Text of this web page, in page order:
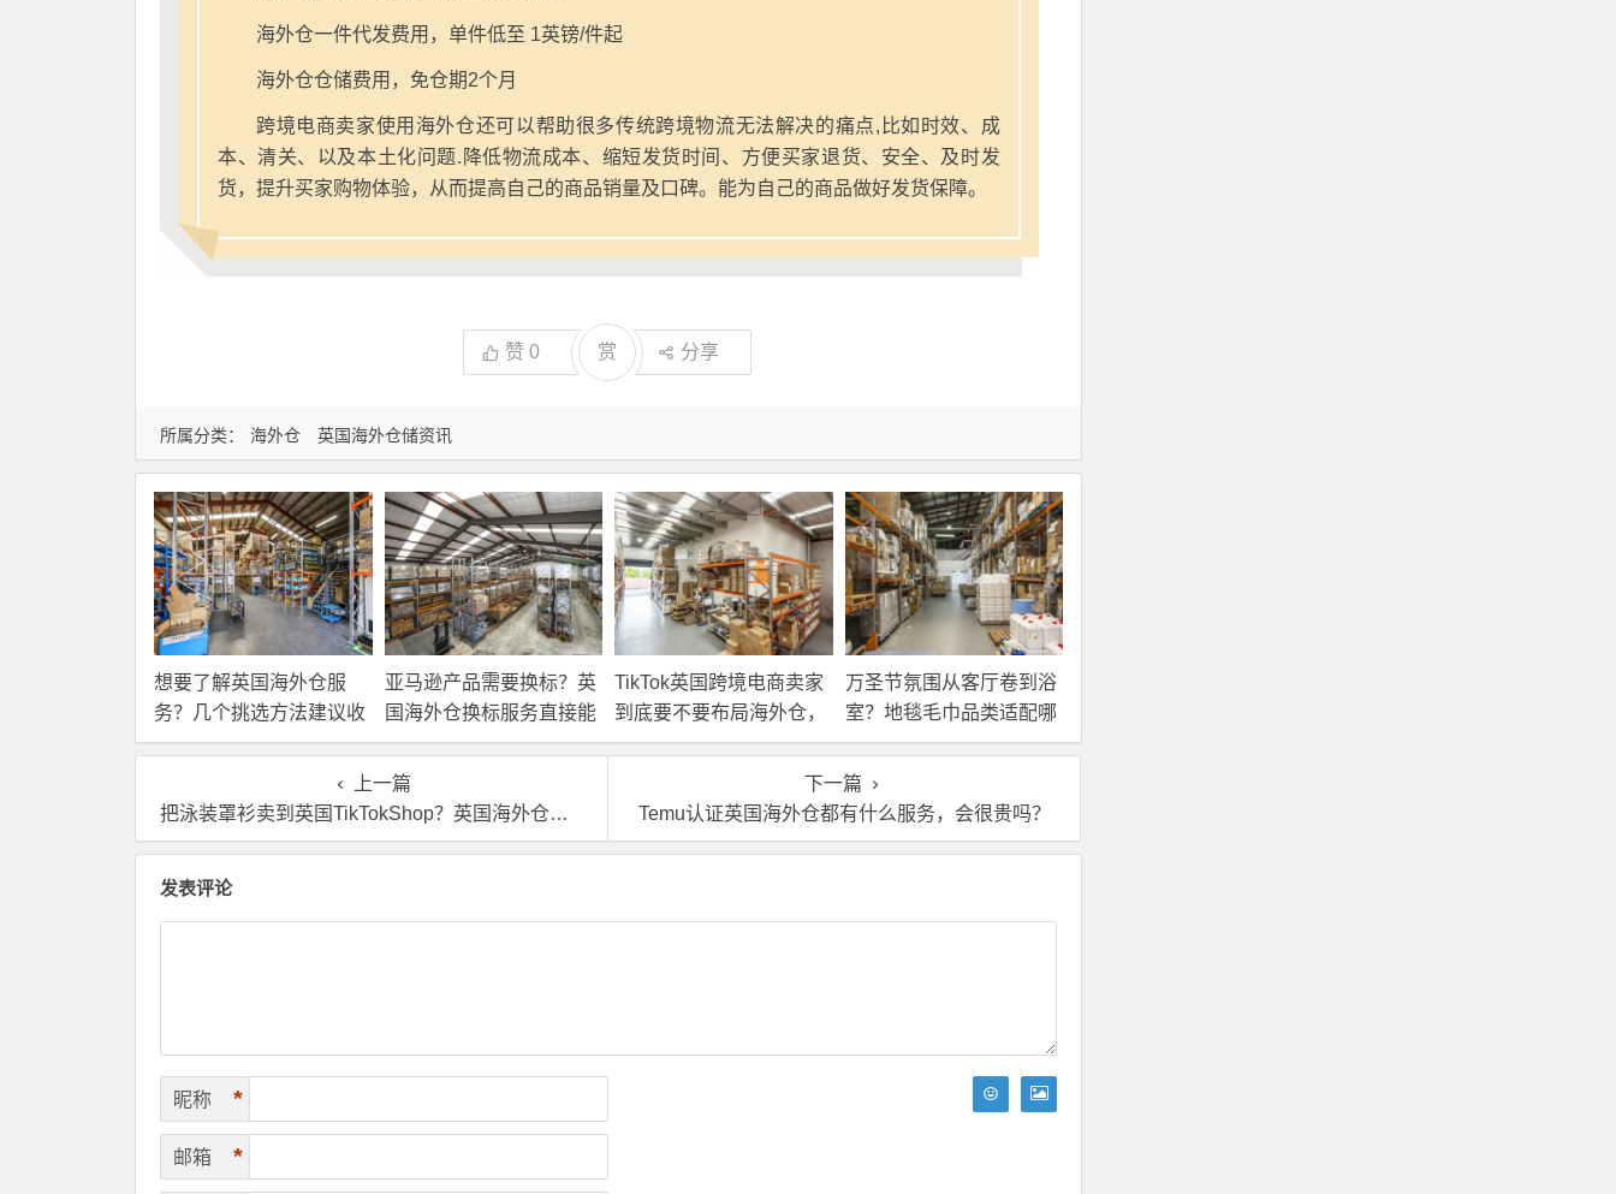
所属分类： 海外仓 英国海外仓储资讯
海外仓一件代发费用，单件低至 1英镑/件起
海外仓仓储费用，免仓期2个月
跨境电商卖家使用海外仓还可以帮助很多传统跨境物流无法解决的痛点,比如时效、成
本、清关、以及本土化问题.降低物流成本、缩短发货时间、方便买家退货、安全、及时发
货，提升买家购物体验，从而提高自己的商品销量及口碑。能为自己的商品做好发货保障。
赞 0 赏 分享
想要了解英国海外仓服
务？几个挑选方法建议收
藏！
亚马逊产品需要换标？英
国海外仓换标服务直接能
高效解决！
TikTok英国跨境电商卖家
到底要不要布局海外仓，
海外仓优势分析！
万圣节氛围从客厅卷到浴
室？地毯毛巾品类适配哪
些海外仓服务？
上一篇
把泳装罩衫卖到英国TikTokShop？英国海外仓帮你打通物流
下一篇
Temu认证英国海外仓都有什么服务，会很贵吗？
发表评论
昵称 *
邮箱 *